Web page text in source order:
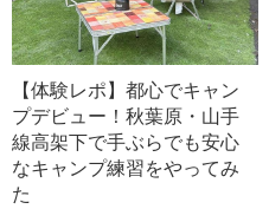
【体験レポ】都心でキャン
プデビュー！秋葉原・山手
線高架下で手ぶらでも安心
なキャンプ練習をやってみ
た